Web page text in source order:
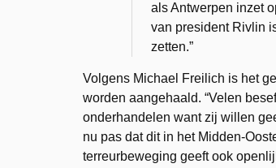
als Antwerpen inzet
van president Rivlin
zetten.”
Volgens Michael Freilich is het
worden aangehaald. “Velen
onderhandelen want zij willen
nu pas dat dit in het Midden-
terreurbeweging geeft ook